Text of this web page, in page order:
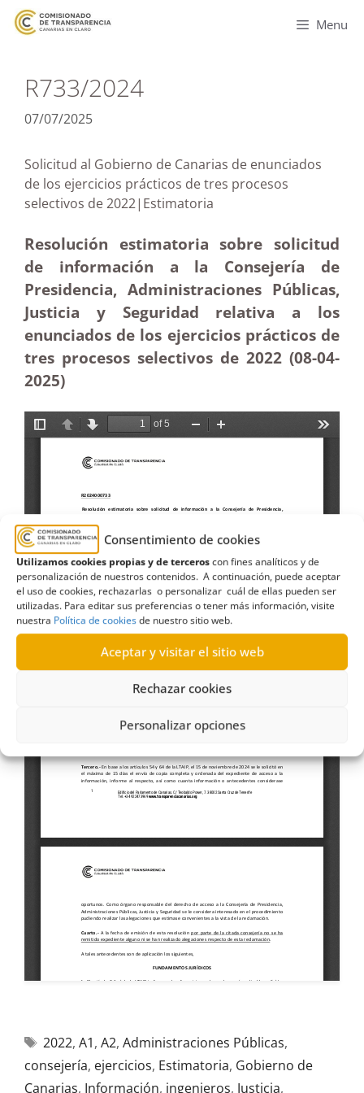
Consentimiento de cookies
Utilizamos cookies propias y de terceroscon fines analíticos y de
personalización de nuestros contenidos. A continuación, puede aceptar
el uso de cookies, rechazarlas o personalizar cuál de ellas pueden ser
utilizadas. Para editar sus preferencias o tener más información, visite
nuestra Política de cookiesde nuestro sitio web.
Aceptar y visitar el sitio web
Rechazar cookies
Personalizar opciones
Menu
R733/2024
07/07/2025
Solicitud al Gobierno de Canarias de enunciados
de los ejercicios prácticos de tres procesos
selectivos de 2022|Estimatoria
Resolución estimatoria sobre solicitud
de información a la Consejería de
Presidencia, Administraciones Públicas,
Justicia y Seguridad relativa a los
enunciados de los ejercicios prácticos de
tres procesos selectivos de 2022 (08-04-
2025)
2022, A1, A2, Administraciones Públicas,
consejería, ejercicios, Estimatoria, Gobierno de
Canarias, Información, ingenieros, Justicia,